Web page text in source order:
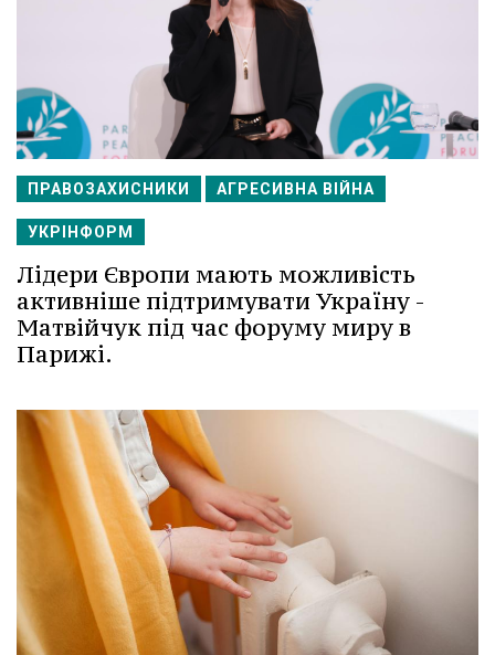
ПРАВОЗАХИСНИКИ АГРЕСИВНА ВІЙНА
УКРІНФОРМ
Лідери Європи мають можливість
активніше підтримувати Україну -
Матвійчук під час форуму миру в
Парижі.